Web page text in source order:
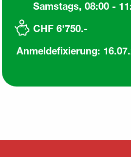
Samstags, 08:00 -
CHF 6'750.-
Anmeldefixierung: